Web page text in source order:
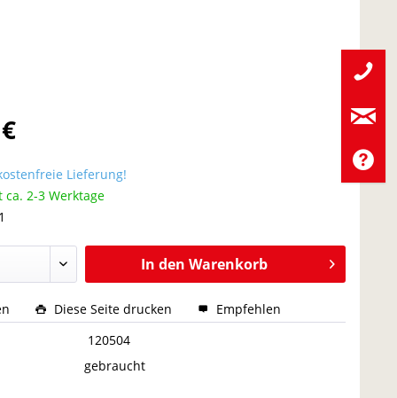
Lieferung!
ca. 2-3 Werktage
In den Warenkorb
Diese Seite drucken
Empfehlen
120504
gebraucht